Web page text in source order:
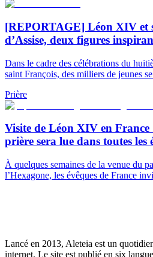
[REPORTAGE] Léon XIV et
d’Assise, deux figures
Dans le cadre des célébrations du
saint François, des milliers de jeunes
Prière
Visite de Léon XIV en
prière sera lue dans toutes les
À quelques semaines de la venue du
l’Hexagone, les évêques de France
Lancé en 2013, Aleteia est un
internet. Le site est publié en six